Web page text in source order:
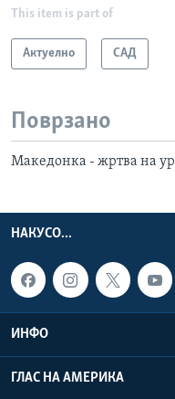
This item is part of
Актуелно САД
Поврзано
Македонка - жртва на
НАКУСО...
ИНФО
ГЛАС НА АМЕРИКА